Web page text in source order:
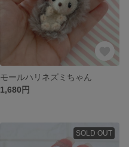
モールハリネズミちゃん
1,680円
SOLD OUT